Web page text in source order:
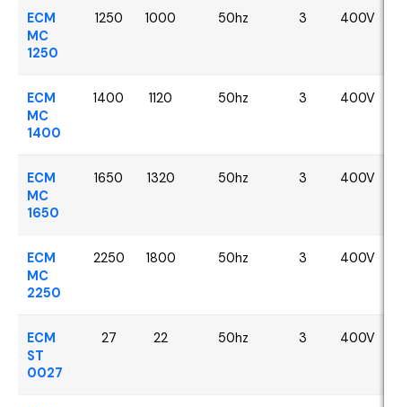
ECM
MC
1250
1250 1000 50hz 3 400V
ECM
MC
1400
1400 1120 50hz 3 400V
ECM
MC
1650
1650 1320 50hz 3 400V
ECM
MC
2250
2250 1800 50hz 3 400V
ECM
ST
0027
27 22 50hz 3 400V